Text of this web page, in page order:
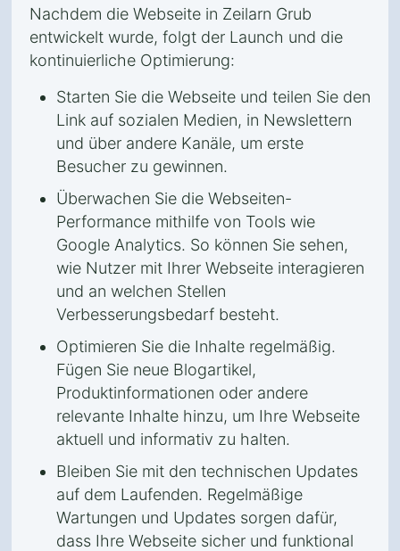
Nachdem die Webseite in Zeilarn Grub
entwickelt wurde, folgt der Launch und die
kontinuierliche Optimierung:
Starten Sie die Webseite und teilen Sie den
Link auf sozialen Medien, in Newslettern
und über andere Kanäle, um erste
Besucher zu gewinnen.
Überwachen Sie die Webseiten-
Performance mithilfe von Tools wie
Google Analytics. So können Sie sehen,
wie Nutzer mit Ihrer Webseite interagieren
und an welchen Stellen
Verbesserungsbedarf besteht.
Optimieren Sie die Inhalte regelmäßig.
Fügen Sie neue Blogartikel,
Produktinformationen oder andere
relevante Inhalte hinzu, um Ihre Webseite
aktuell und informativ zu halten.
Bleiben Sie mit den technischen Updates
auf dem Laufenden. Regelmäßige
Wartungen und Updates sorgen dafür,
dass Ihre Webseite sicher und funktional